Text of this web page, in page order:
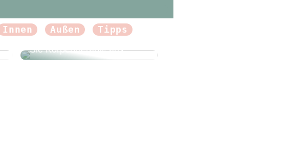
Innen Außen Tipps
Beautyforum.dk Tun Sie sich
Sie Körpertherapie aus